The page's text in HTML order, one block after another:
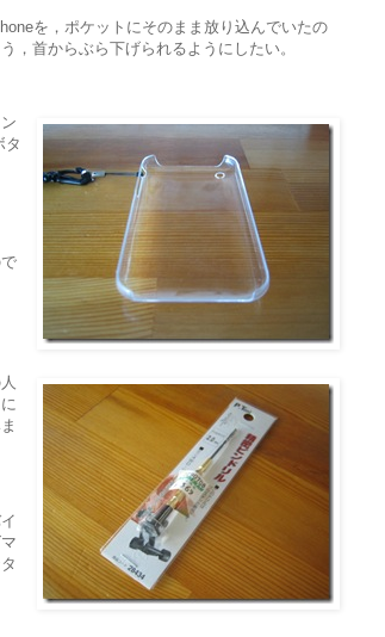
を，ポケットにそのまま放り込んでいたの
，首からぶら下げられるようにしたい。
タ